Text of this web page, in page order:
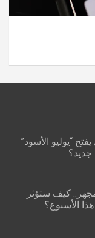
“يوليو الأسود”
جديد؟
كيف ستؤثر
الأسبوع؟